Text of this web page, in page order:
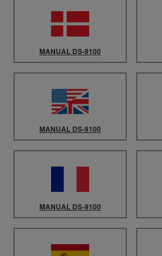
MANUAL DS-9100
MANUAL DS-9100
MANUAL DS-9100